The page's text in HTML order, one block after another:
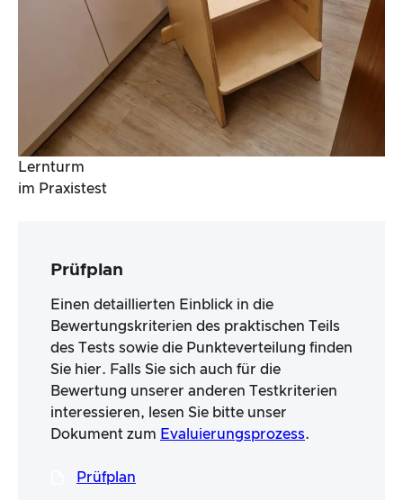
Lernturm
im Praxistest
Prüfplan
Einen detaillierten Einblick in die
Bewertungskriterien des praktischen Teils
des Tests sowie die Punkteverteilung finden
Sie hier. Falls Sie sich auch für die
Bewertung unserer anderen Testkriterien
interessieren, lesen Sie bitte unser
Dokument zum Evaluierungsprozess.
Prüfplan